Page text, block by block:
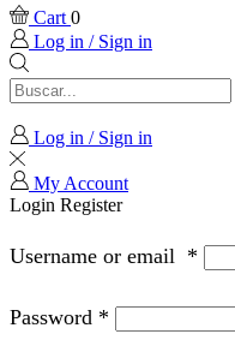
Cart 0
Log in / Sign in
Search
input
Log in / Sign in
My Account
Login Register
Username or email *
Password *